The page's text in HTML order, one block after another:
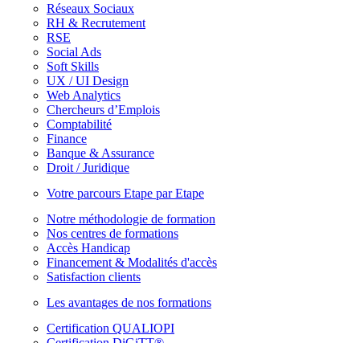
Réseaux Sociaux
RH & Recrutement
RSE
Social Ads
Soft Skills
UX / UI Design
Web Analytics
Chercheurs d’Emplois
Comptabilité
Finance
Banque & Assurance
Droit / Juridique
Votre parcours Etape par Etape
Notre méthodologie de formation
Nos centres de formations
Accès Handicap
Financement & Modalités d'accès
Satisfaction clients
Les avantages de nos formations
Certification QUALIOPI